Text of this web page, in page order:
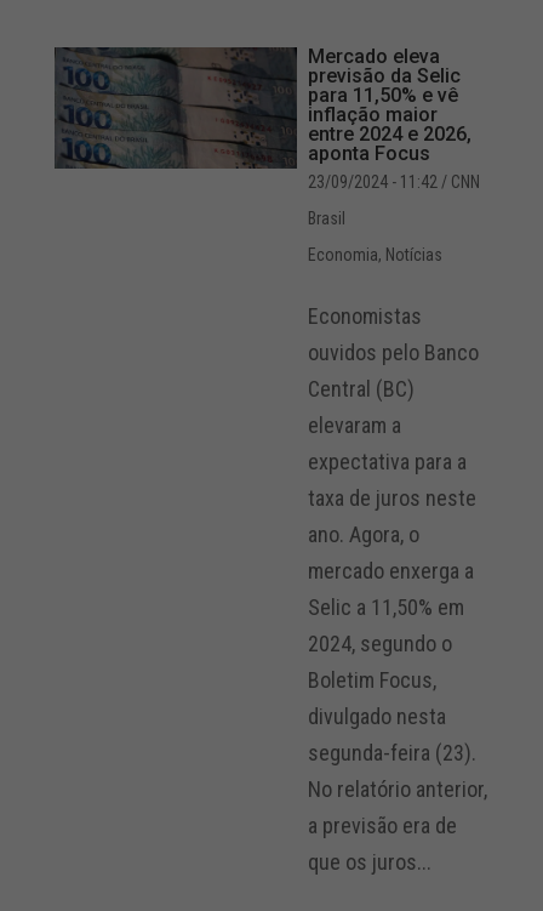
Mercado eleva
previsão da Selic
para 11,50% e vê
inflação maior
entre 2024 e 2026,
aponta Focus
23/09/2024 - 11:42 / CNN
Brasil
Economia, Notícias
Economistas
ouvidos pelo Banco
Central (BC)
elevaram a
expectativa para a
taxa de juros neste
ano. Agora, o
mercado enxerga a
Selic a 11,50% em
2024, segundo o
Boletim Focus,
divulgado nesta
segunda-feira (23).
No relatório anterior,
a previsão era de
que os juros...